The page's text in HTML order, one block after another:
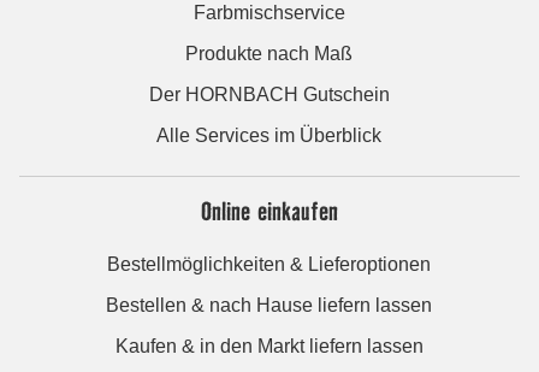
Farbmischservice
Produkte nach Maß
Der HORNBACH Gutschein
Alle Services im Überblick
Online einkaufen
Bestellmöglichkeiten & Lieferoptionen
Bestellen & nach Hause liefern lassen
Kaufen & in den Markt liefern lassen